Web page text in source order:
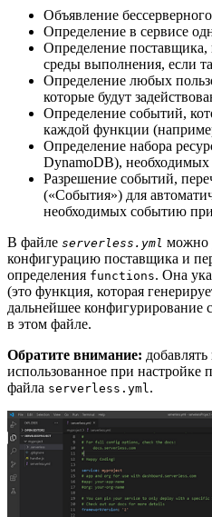
Объявление
Определение в сервисе
Определение поставщика,
среды выполнения, если
Определение любых
которые будут
Определение событий,
каждой функции
Определение набора
DynamoDB),
Разрешение событий,
(«События») для
необходимых событию
В файле serverless.yml можно
конфигурацию поставщика и
определения functions. Она
(это функция, которая
дальнейшее конфигурирование
в этом файле.
Обратите внимание:
использованное при настройке
файла serverless.yml .